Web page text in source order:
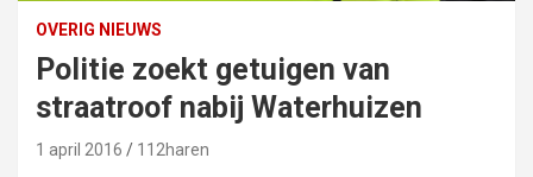
OVERIG NIEUWS
Politie zoekt getuigen van
straatroof nabij Waterhuizen
1 april 2016 112haren